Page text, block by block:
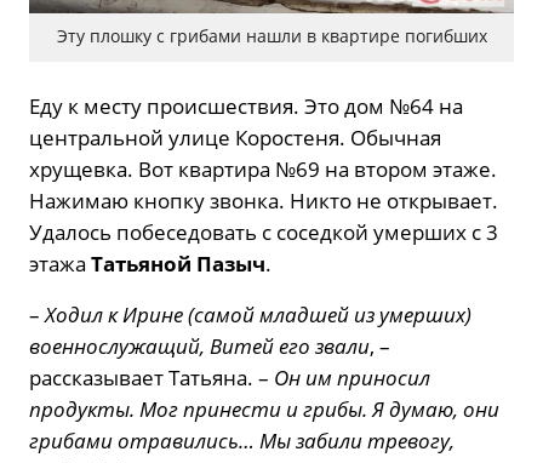
Эту плошку с грибами нашли в квартире погибших
Еду к месту происшествия. Это дом №64 на
центральной улице Коростеня. Обычная
хрущевка. Вот квартира №69 на втором этаже.
Нажимаю кнопку звонка. Никто не открывает.
Удалось побеседовать с соседкой умерших с 3
этажа Татьяной Пазыч.
–Ходил к Ирине (самой младшей из умерших)
военнослужащий, Витей его звали, –
рассказывает Татьяна. – Он им приносил
продукты. Мог принести и грибы. Я думаю, они
грибами отравились… Мы забили тревогу,